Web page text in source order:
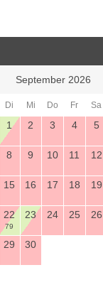
September 2026
Di Mi Do Fr Sa
1 2 3 4 5
8 9 10 11 12
15 16 17 18 19
22
79
23 24 25 26
29 30